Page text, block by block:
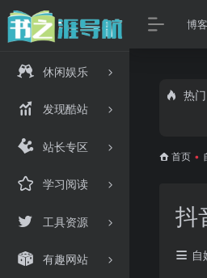
休闲娱乐
发现酷站
站长专区
学习阅读
工具资源
有趣网站
博客
热门
首页 •
抖
自